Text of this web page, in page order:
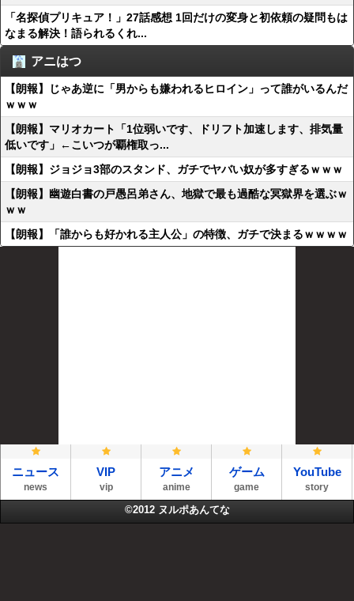
「名探偵プリキュア！」27話感想 1回だけの変身と初依頼の疑問もは
なまる解決！語られるくれ...
アニはつ
【朗報】じゃあ逆に「男からも嫌われるヒロイン」って誰がいるんだ
ｗｗｗ
【朗報】マリオカート「1位弱いです、ドリフト加速します、排気量
低いです」←こいつが覇権取っ...
【朗報】ジョジョ3部のスタンド、ガチでヤバい奴が多すぎるｗｗｗ
【朗報】幽遊白書の戸愚呂弟さん、地獄で最も過酷な冥獄界を選ぶｗ
ｗｗ
【朗報】「誰からも好かれる主人公」の特徴、ガチで決まるｗｗｗｗ
ニュース
news
VIP
vip
アニメ
anime
ゲーム
game
YouTube
story
©2012 ヌルポあんてな